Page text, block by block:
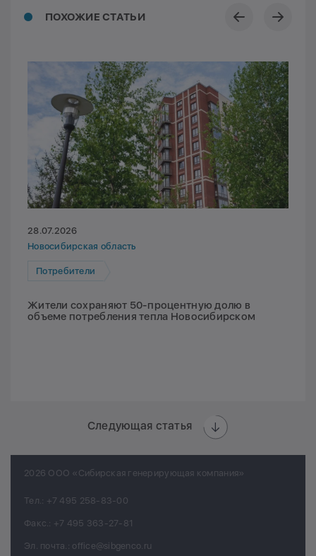
ПОХОЖИЕ СТАТЬИ
28.07.2026
Новосибирская область
Потребители
Жители сохраняют 50-процентную долю в
объеме потребления тепла Новосибирском
Следующая статья
2026 ООО «Сибирская генерирующая компания»
Тел.: +7 495 258-83-00
Факс.: +7 495 363-27-81
Эл. почта.: office@sibgenco.ru